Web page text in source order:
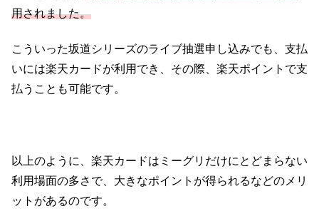
用されました。
こういった坂道シリーズのライブ抽選申し込みでも、支払
いには楽天カードが利用でき、その際、楽天ポイントで支
払うことも可能です。
以上のように、楽天カードはミーグリだけにとどまらない
利用場面の多さで、大きなポイントが得られるなどのメリ
ットがあるのです。